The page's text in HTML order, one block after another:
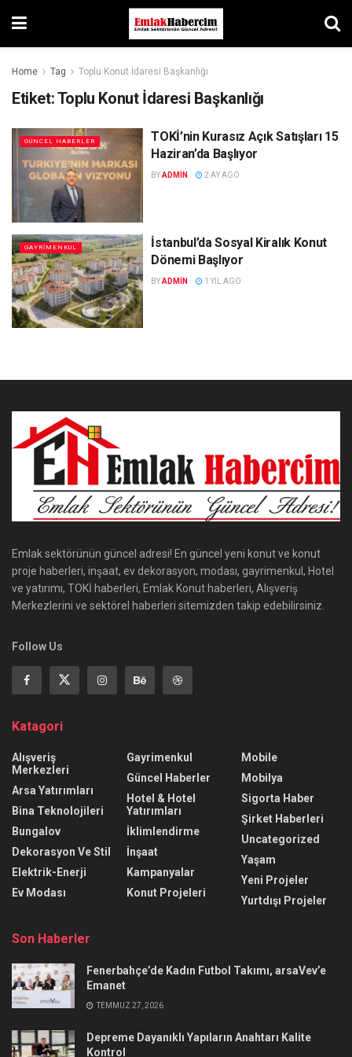
Home Tag Toplu Konut İdaresi Başkanlığı
Etiket:Toplu Konut İdaresi Başkanlığı
GÜNCEL HABERLER
TOKİ’nin Kurasız Açık Satışları 15
Haziran’da Başlıyor
BYADMIN 2 AY AGO
GAYRIMENKUL
İstanbul’da Sosyal Kiralık Konut
Dönemi Başlıyor
BYADMIN 1 YIL AGO
Emlak sektörünün güncel adresi! En güncel yeni konut ve konut
proje haberleri, inşaat, ev dekorasyon, modası, gayrimenkul, Hotel
ve yatırımı, TOKİ haberleri, Emlak Konut haberleri, Alışveriş
Merkezlerini ve sektörel haberleri sitemizden takip edebilirsiniz.
Follow Us
Katagori
Alışveriş
Merkezleri
Arsa Yatırımları
Bina Teknolojileri
Bungalov
Dekorasyon Ve Stil
Elektrik-Enerji
Ev Modası
Gayrimenkul
Güncel Haberler
Hotel & Hotel
Yatırımları
İklimlendirme
İnşaat
Kampanyalar
Konut Projeleri
Mobile
Mobilya
Sigorta Haber
Şirket Haberleri
Uncategorized
Yaşam
Yeni Projeler
Yurtdışı Projeler
Son Haberler
Fenerbahçe’de Kadın Futbol Takımı, arsaVev’e
Emanet
TEMMUZ 27, 2026
Depreme Dayanıklı Yapıların Anahtarı Kalite
Kontrol